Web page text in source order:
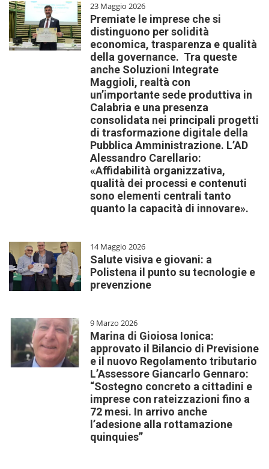
23 Maggio 2026
Premiate le imprese che si
distinguono per solidità
economica, trasparenza e qualità
della governance. Tra queste
anche Soluzioni Integrate
Maggioli, realtà con
un’importante sede produttiva in
Calabria e una presenza
consolidata nei principali progetti
di trasformazione digitale della
Pubblica Amministrazione. L’AD
Alessandro Carellario:
«Affidabilità organizzativa,
qualità dei processi e contenuti
sono elementi centrali tanto
quanto la capacità di innovare».
14 Maggio 2026
Salute visiva e giovani: a
Polistena il punto su tecnologie e
prevenzione
9 Marzo 2026
Marina di Gioiosa Ionica:
approvato il Bilancio di Previsione
e il nuovo Regolamento tributario
L’Assessore Giancarlo Gennaro:
“Sostegno concreto a cittadini e
imprese con rateizzazioni fino a
72 mesi. In arrivo anche
l’adesione alla rottamazione
quinquies”